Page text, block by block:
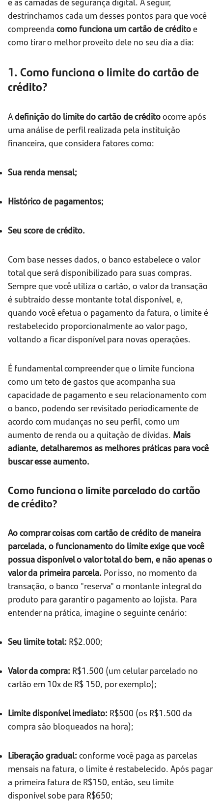
destrinchamos cada um desses pontos para que você
compreenda como funciona um cartão de créditoe
como tirar o melhor proveito dele no seu dia a dia:
1. Como funciona o limite do cartão de
crédito?
Adefinição do limite do cartão de créditoocorre após
uma análise de perfil realizada pela instituição
financeira, que considera fatores como:
Sua renda mensal;
Histórico de pagamentos;
Seu score de crédito.
Com base nesses dados, o banco estabelece o valor
total que será disponibilizado para suas compras.
Sempre que você utiliza o cartão, o valor da transação
é subtraído desse montante total disponível, e,
quando você efetua o pagamento da fatura, o limite é
restabelecido proporcionalmente ao valor pago,
voltando a ficar disponível para novas operações.
É fundamental compreender que o limite funciona
como um teto de gastos que acompanha sua
capacidade de pagamento e seu relacionamento com
o banco, podendo ser revisitado periodicamente de
acordo com mudanças no seu perfil, como um
aumento de renda ou a quitação de dívidas. Mais
adiante, detalharemos as melhores práticas para você
buscar esse aumento.
Como funciona o limite parcelado do cartão
de crédito?
Ao comprar coisas com cartão de crédito de maneira
parcelada, o funcionamento do limite exige que você
possua disponível o valor total do bem, e não apenas o
valor da primeira parcela. Por isso, no momento da
transação, o banco "reserva" o montante integral do
produto para garantir o pagamento ao lojista. Para
entender na prática, imagine o seguinte cenário:
Seu limite total: R$2.000;
Valor da compra: R$1.500 (um celular parcelado no
cartão em 10x de R$ 150, por exemplo);
Limite disponível imediato: R$500 (os R$1.500 da
compra são bloqueados na hora);
Liberação gradual: conforme você paga as parcelas
mensais na fatura, o limite é restabelecido. Após pagar
a primeira fatura de R$150, então, seu limite
disponível sobe para R$650;